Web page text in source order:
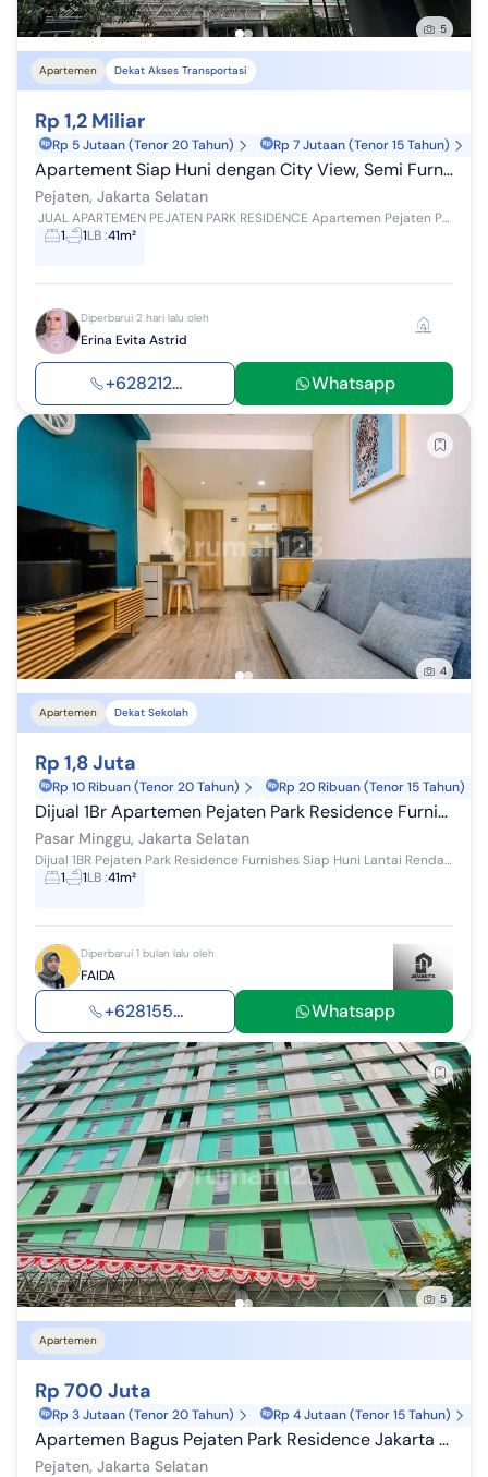
5
Apartemen Dekat Akses Transportasi
Rp 1,2 Miliar
Rp 5 Jutaan (Tenor 20 Tahun) Rp 7 Jutaan (Tenor 15 Tahun)
Apartement Siap Huni dengan City View, Semi Furnished
Pejaten, Jakarta Selatan
️ JUAL APARTEMEN PEJATEN PARK RESIDENCE Apartemen Pejaten Park Residence Lokasi Prime Jakarta Selatan Jl. Warung Jati Timur (Siaga Raya) No.21...
1
1LB:41m²
Diperbarui 2 hari lalu oleh
Erina Evita Astrid
+628212... Whatsapp
4
Apartemen Dekat Sekolah
Rp 1,8 Juta
Rp 10 Ribuan (Tenor 20 Tahun) Rp 20 Ribuan (Tenor 15 Tahun)
Dijual 1Br Apartemen Pejaten Park Residence Furnished
Pasar Minggu, Jakarta Selatan
Dijual 1BR Pejaten Park Residence Furnishes Siap Huni Lantai Rendah Best View Swimming Pool Rp. 1.8 M nego Fasilitas : Swimming Pool Fitness Cente...
1
1LB:41m²
Diperbarui 1 bulan lalu oleh
FAIDA
+628155... Whatsapp
5
Apartemen
Rp 700 Juta
Rp 3 Jutaan (Tenor 20 Tahun) Rp 4 Jutaan (Tenor 15 Tahun)
Apartemen Bagus Pejaten Park Residence Jakarta Selatan Type 1 BR
Pejaten, Jakarta Selatan